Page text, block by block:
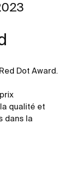
Dot Award.
qualité et
dans la